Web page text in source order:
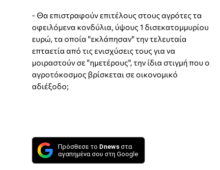
- Θα επιστραφούν επιτέλους στους αγρότες τα
οφειλόμενα κονδύλια, ύψους 1 δισεκατομμυρίου
ευρώ, τα οποία "εκλάπησαν" την τελευταία
επταετία από τις ενισχύσεις τους για να
μοιραστούν σε "ημετέρους", την ίδια στιγμή που ο
αγροτόκοσμος βρίσκεται σε οικονομικό
αδιέξοδο;
Πρόσθεσε το Dnews στα
αγαπημένα σου στη Google